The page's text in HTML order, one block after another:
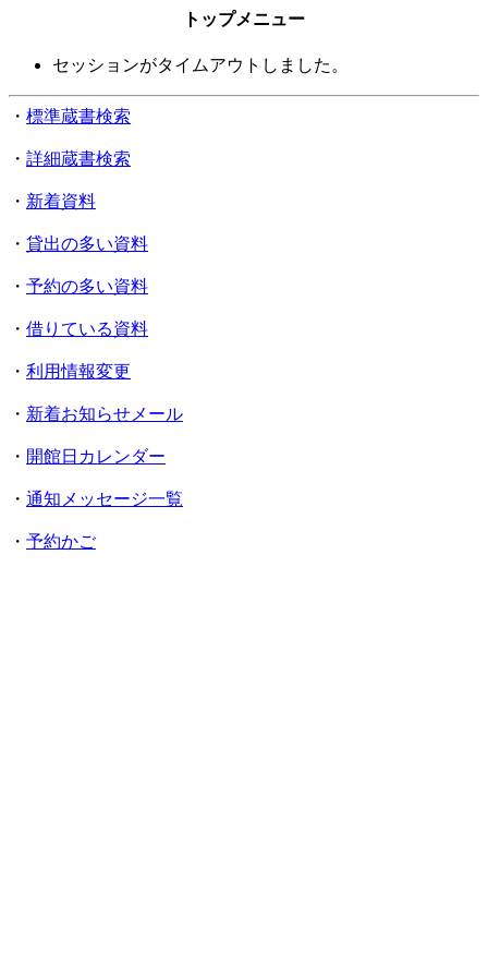
トップメニュー
セッションがタイムアウトしました。
・ 標準蔵書検索
・ 詳細蔵書検索
・ 新着資料
・ 貸出の多い資料
・ 予約の多い資料
・ 借りている資料
・ 利用情報変更
・ 新着お知らせメール
・ 開館日カレンダー
・ 通知メッセージ一覧
・ 予約かご